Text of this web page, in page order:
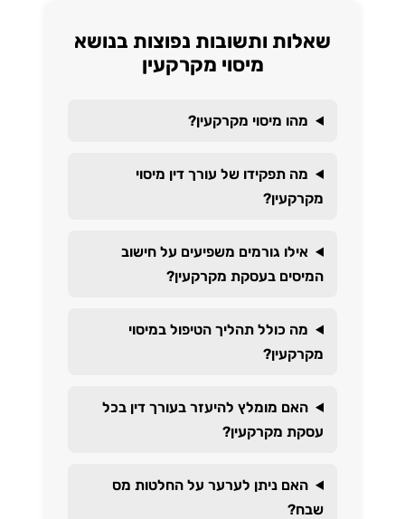
שאלות ותשובות נפוצות בנושא
מיסוי מקרקעין
מהו מיסוי מקרקעין?
מה תפקידו של עורך דין מיסוי
מקרקעין?
אילו גורמים משפיעים על חישוב
המיסים בעסקת מקרקעין?
מה כולל תהליך הטיפול במיסוי
מקרקעין?
האם מומלץ להיעזר בעורך דין בכל
עסקת מקרקעין?
האם ניתן לערער על החלטות מס
שבח?